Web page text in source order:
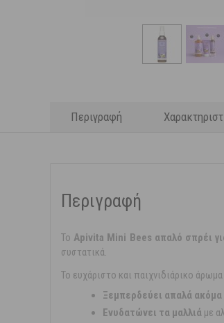
Περιγραφή
Περιγραφή
Το Apivita Mini Bees απαλό σπρέι
συστατικά.
Το ευχάριστο και παιχνιδιάρικο
Ξεμπερδεύει απαλά ακόμα
Ενυδατώνει τα μαλλιά με